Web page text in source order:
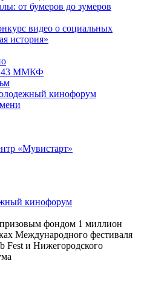
от бумеров до зумеров
видео о социальных
история»
43 ММКФ
кинофорум
«Мувистарт»
кинофорум
фондом 1 миллион
Международного фестиваля
Fest и Нижегородского